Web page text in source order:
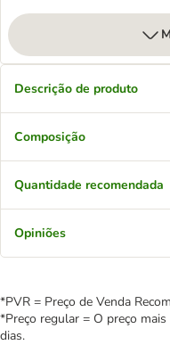
Descrição de produto
Composição
Quantidade recomendada
Opiniões
*PVR = Preço de Venda
*Preço regular = O preço
dias.